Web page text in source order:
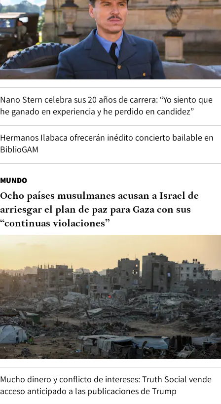
Nano Stern celebra sus 20 años de carrera: “Yo siento que
he ganado en experiencia y he perdido en candidez”
Hermanos Ilabaca ofrecerán inédito concierto bailable en
BiblioGAM
MUNDO
Ocho países musulmanes acusan a Israel de
arriesgar el plan de paz para Gaza con sus
“continuas violaciones”
Mucho dinero y conflicto de intereses: Truth Social vende
acceso anticipado a las publicaciones de Trump